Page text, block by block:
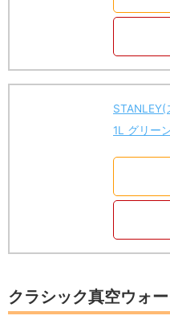
1L グリー
クラシック真空ウォ